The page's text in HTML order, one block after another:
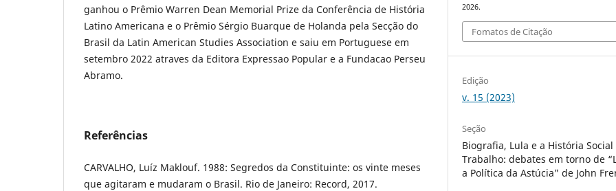
ganhou o Prêmio Warren Dean Memorial Prize da Conferência de História
Latino Americana e o Prêmio Sérgio Buarque de Holanda pela Secção do
Brasil da Latin American Studies Association e saiu em Portuguese em
setembro 2022 atraves da Editora Expressao Popular e a Fundacao Perseu
Abramo.
Referências
CARVALHO, Luíz Maklouf. 1988: Segredos da Constituinte: os vinte meses
que agitaram e mudaram o Brasil. Rio de Janeiro: Record, 2017.
2026.
Fomatos de Citação
Edição
v. 15 (2023)
Seção
Biografia, Lula e a História Social
Trabalho: debates em torno de
a Política da Astúcia" de John